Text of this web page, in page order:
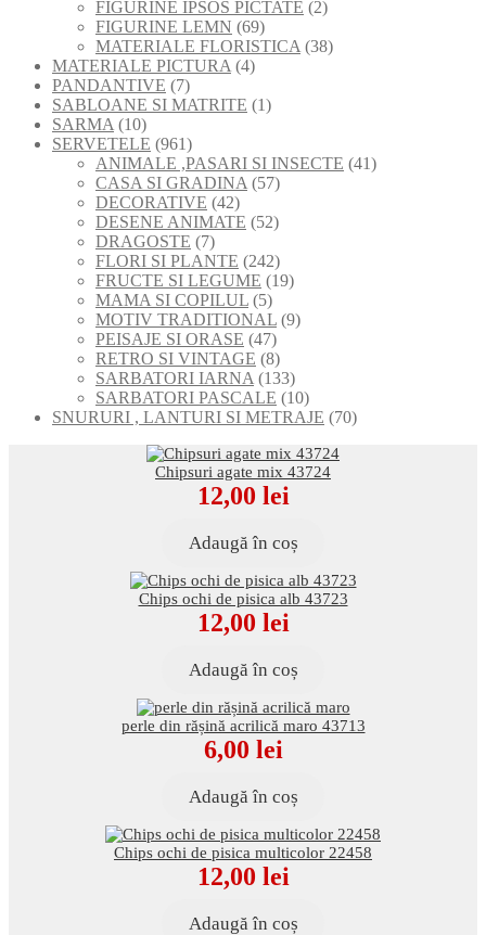
produse
produse
FIGURINE IPSOS PICTATE 22
FIGURINE LEMN 6969
de
MATERIALE FLORISTICA 3838
MATERIALE PICTURA 44
PANDANTIVE 77
produse
SABLOANE SI MATRITE 11
SARMA 1010
produse
SERVETELE 961961
de
produse
ANIMALE ,PASARI SI INSECTE 4141
CASA SI GRADINA 5757
produse
DECORATIVE 4242
de
DESENE ANIMATE 5252
produse
DRAGOSTE 77
produse
FLORI SI PLANTE 242242
de
FRUCTE SI LEGUME 1919
MAMA SI COPILUL 55
produse
MOTIV TRADITIONAL 99
PEISAJE SI ORASE 4747
de
produse
RETRO SI VINTAGE 88
produse
SARBATORI IARNA 133133
de
produse
SARBATORI PASCALE 1010
produse
SNURURI , LANTURI SI METRAJE 7070
Chipsuri agate mix 43724
12,00 lei
Adaugă în coș
Chips ochi de pisica alb 43723
12,00 lei
Adaugă în coș
perle din rășină acrilică maro 43713
6,00 lei
Adaugă în coș
Chips ochi de pisica multicolor 22458
12,00 lei
Adaugă în coș